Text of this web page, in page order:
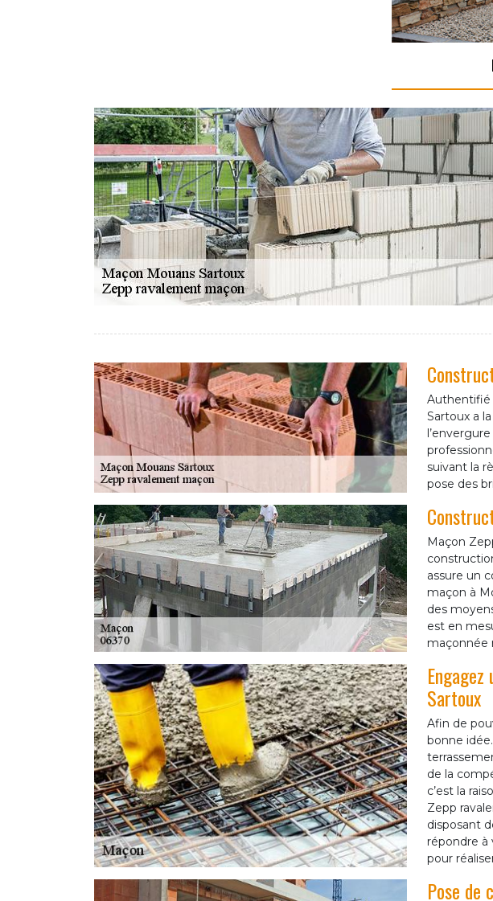
Authentifié
Sartoux a
suivant la
pose des
Maçon
assure un
maçon à
des
est en
maçonnée
Sartoux
Afin de
bonne
de la
c’est la
Zepp
disposant
répondre à
pour
Pose de